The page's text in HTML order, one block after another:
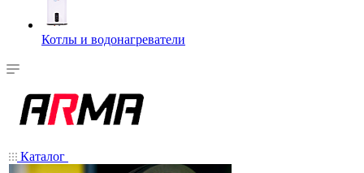
Котлы и водонагреватели
Каталог